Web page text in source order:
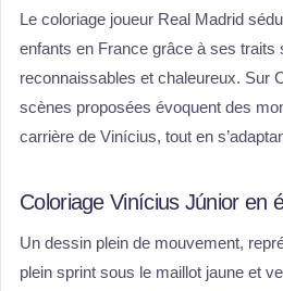
Le coloriage joueur Real Madrid
enfants en France grâce à ses traits
reconnaissables et chaleureux. Sur
scènes proposées évoquent des
carrière de Vinícius, tout en
Coloriage Vinícius Júnior en
Un dessin plein de mouvement,
plein sprint sous le maillot jaune et